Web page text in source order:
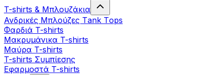
T-shirts & Μπλουζάκια
Ανδρικές Mπλούζες Τank Τops
Φαρδιά T-shirts
Μακρυμάνικα T-shirts
Μαύρα T-shirts
T-shirts Συμπίεσης
Εφαρμοστά T-shirts